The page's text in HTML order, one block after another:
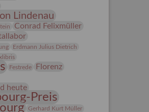
Lindenau
Conrad Felixmüller
Erdmann Julius Dietrich
Festrede Florenz
heute
Preis
Gerhard Kurt Müller